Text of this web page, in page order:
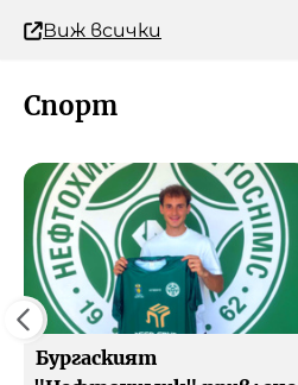
Виж всички
Спорт
Бургаският